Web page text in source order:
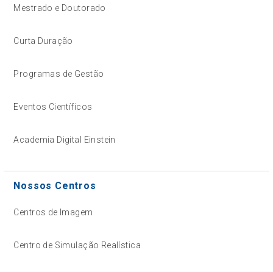
Mestrado e Doutorado
Curta Duração
Programas de Gestão
Eventos Científicos
Academia Digital Einstein
Nossos Centros
Centros de Imagem
Centro de Simulação Realística